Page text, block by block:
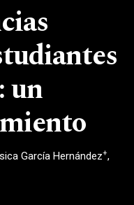
un
García Hernández+